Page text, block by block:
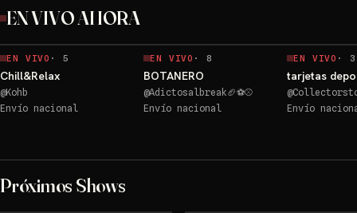
EN VIVO AHORA
EN VIVO · 5
Chill&Relax
@Kohb
Envío nacional
EN VIVO · 8
BOTANERO
@Adictosalbreak🏈⚽⚾
Envío nacional
EN VIVO · 3
tarjetas
@
Envío
Próximos Shows